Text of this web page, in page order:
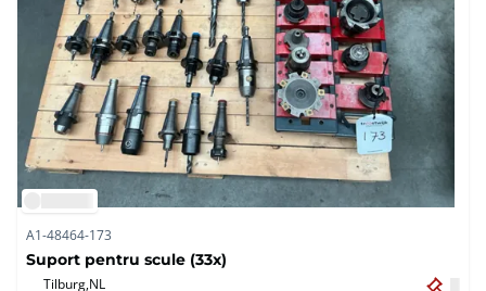
A1-48464-173
Suport pentru scule (33x)
Tilburg,NL